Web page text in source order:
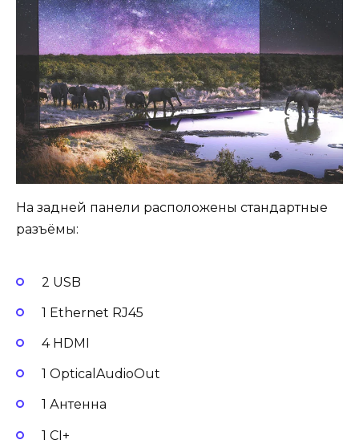
На задней панели расположены стандартные
разъёмы:
2 USB
1 Ethernet RJ45
4 HDMI
1 OpticalAudioOut
1 Антенна
1 CI+